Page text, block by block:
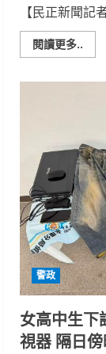
通
安
全
【民正新聞記
閱讀更多..
more
車
輛
臺
南
警
聯
合
稽
查
守
護
市
民
安
寧
警政
女高中生下
視器 隔日